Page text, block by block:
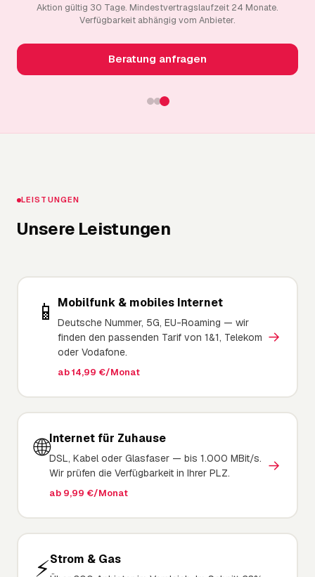
Aktion gültig 30 Tage. Mindestvertragslaufzeit 24 Monate.
Verfügbarkeit abhängig vom Anbieter.
Beratung anfragen
LEISTUNGEN
Unsere Leistungen
📱 Mobilfunk & mobiles Internet
Deutsche Nummer, 5G, EU-Roaming — wir
finden den passenden Tarif von 1&1, Telekom
oder Vodafone.
ab 14,99 €/Monat
→
🌐Internet für Zuhause
DSL, Kabel oder Glasfaser — bis 1.000 MBit/s.
Wir prüfen die Verfügbarkeit in Ihrer PLZ.
ab 9,99 €/Monat
→
⚡Strom & Gas